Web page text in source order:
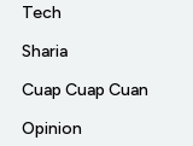
Tech
Sharia
Cuap Cuap Cuan
Opinion